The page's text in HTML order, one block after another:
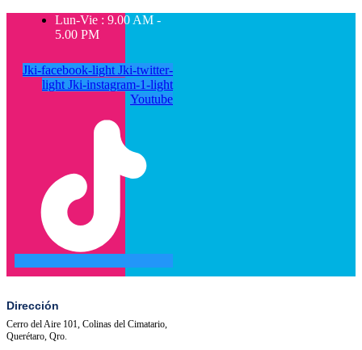
Lun-Vie : 9.00 AM -
5.00 PM
Jki-facebook-light Jki-twitter-
light Jki-instagram-1-light
Youtube
Dirección
Cerro del Aire 101, Colinas del Cimatario,
Querétaro, Qro.